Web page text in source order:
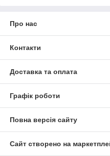
Про нас
Контакти
Доставка та оплата
Графік роботи
Повна версія сайту
Сайт створено на